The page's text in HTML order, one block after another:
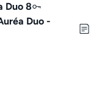
Duo 8
Duo -